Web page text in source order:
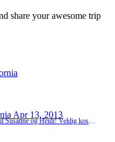
Apr 13, 2013